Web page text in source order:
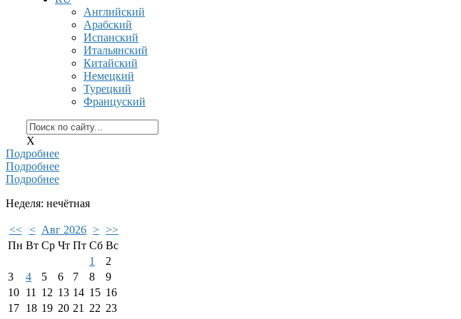
Английский
Арабский
Испанский
Итальянский
Китайский
Немецкий
Турецкий
Француский
X
Подробнее
Подробнее
Подробнее
Неделя: нечётная
<< < Авг 2026 > >>
Пн Вт Ср Чт Пт Сб Вс
1
2
3
4 5 6 7 8
9
10 11 12 13 14 15 16
17 18 19 20 21 22 23